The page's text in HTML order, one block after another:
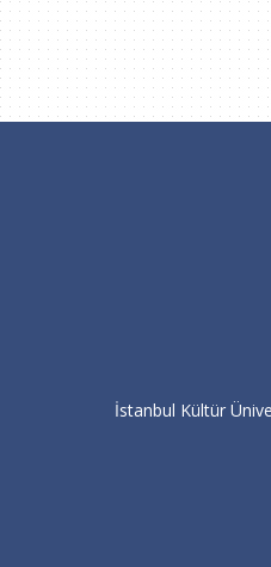
İstanbul Kültür